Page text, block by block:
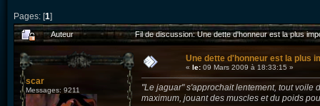
Pages: [1]
Auteur Fil de discussion: Une dette d'honneur est la plus
scar
Messages: 9211
Une dette d'honneur est la plus
« le: 09 Mars 2009 à 18:33:15 »
"Le jaguar" s'approchait lentement, tout
maximum, jouant des muscles et du poids